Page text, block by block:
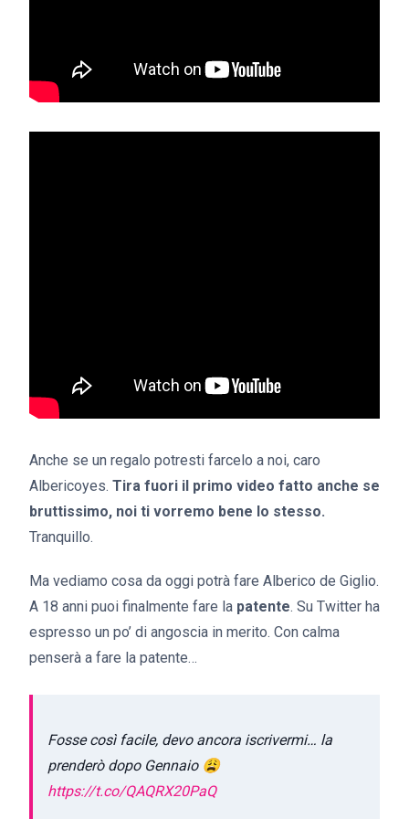
Anche se un regalo potresti farcelo a noi, caro
Albericoyes. Tira fuori il primo video fatto anche se
bruttissimo, noi ti vorremo bene lo stesso.
Tranquillo.
Ma vediamo cosa da oggi potrà fare Alberico de Giglio.
A 18 anni puoi finalmente fare la patente. Su Twitter ha
espresso un po’ di angoscia in merito. Con calma
penserà a fare la patente…
Fosse così facile, devo ancora iscrivermi… la
prenderò dopo Gennaio 😩
https://t.co/QAQRX20PaQ